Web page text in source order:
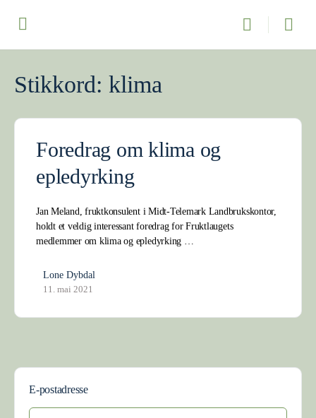
Stikkord: klima
Foredrag om klima og
epledyrking
Jan Meland, fruktkonsulent i Midt-Telemark Landbrukskontor,
holdt et veldig interessant foredrag for Fruktlaugets
medlemmer om klima og epledyrking …
Lone Dybdal
11. mai 2021
E-postadresse